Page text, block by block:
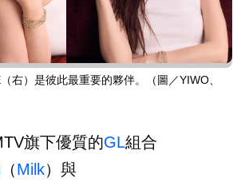
右）是彼此最重要的夥伴。（圖／YIWO、
旗下優質的GL組合
（Milk）與